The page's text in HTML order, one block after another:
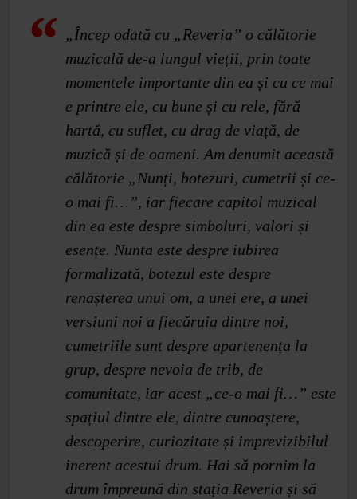
„Încep odată cu „Reveria” o călătorie
muzicală de-a lungul vieții, prin toate
momentele importante din ea și cu ce mai
e printre ele, cu bune și cu rele, fără
hartă, cu suflet, cu drag de viață, de
muzică și de oameni. Am denumit această
călătorie „Nunți, botezuri, cumetrii și ce-
o mai fi…”, iar fiecare capitol muzical
din ea este despre simboluri, valori și
esențe. Nunta este despre iubirea
formalizată, botezul este despre
renașterea unui om, a unei ere, a unei
versiuni noi a fiecăruia dintre noi,
cumetriile sunt despre apartenența la
grup, despre nevoia de trib, de
comunitate, iar acest „ce-o mai fi…” este
spațiul dintre ele, dintre cunoaștere,
descoperire, curiozitate și imprevizibilul
inerent acestui drum. Hai să pornim la
drum împreună din stația Reveria și să